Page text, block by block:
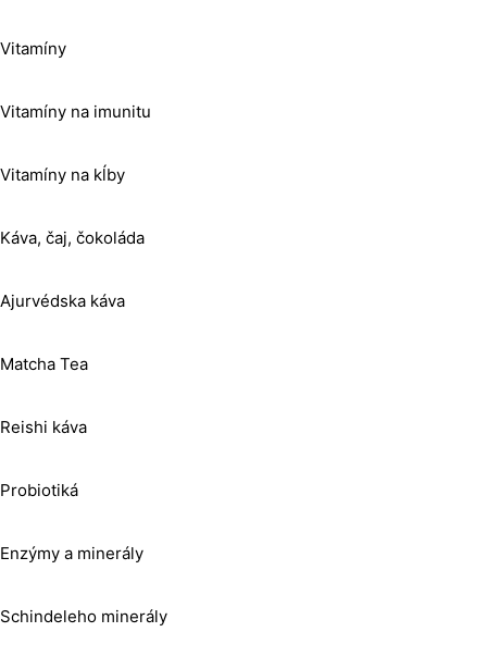
Vitamíny
Vitamíny na imunitu
Vitamíny na kĺby
Káva, čaj, čokoláda
Ajurvédska káva
Matcha Tea
Reishi káva
Probiotiká
Enzýmy a minerály
Schindeleho minerály